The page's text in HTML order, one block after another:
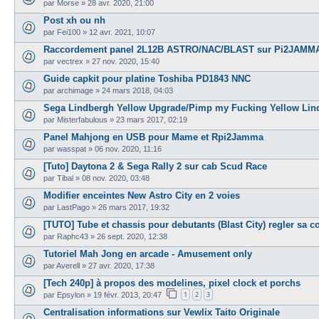
par Morse » 28 avr. 2020, 21:00
Post xh ou nh
par Fei100 » 12 avr. 2021, 10:07
Raccordement panel 2L12B ASTRO/NAC/BLAST sur
par vectrex » 27 nov. 2020, 15:40
Guide capkit pour platine Toshiba PD1843 NNC
par archimage » 24 mars 2018, 04:03
Sega Lindbergh Yellow Upgrade/Pimp my Fucking Yellow
par Misterfabulous » 23 mars 2017, 02:19
Panel Mahjong en USB pour Mame et Rpi2Jamma
par wasspat » 06 nov. 2020, 11:16
[Tuto] Daytona 2 & Sega Rally 2 sur cab Scud Race
par Tibal » 08 nov. 2020, 03:48
Modifier enceintes New Astro City en 2 voies
par LastPago » 26 mars 2017, 19:32
[TUTO] Tube et chassis pour debutants (Blast City) regler sa
par Raphc43 » 26 sept. 2020, 12:38
Tutoriel Mah Jong en arcade - Amusement only
parAverell » 27 avr. 2020, 17:38
[Tech 240p] à propos des modelines, pixel clock et porchs
par Epsylon » 19 févr. 2013, 20:47 1 2 3
Centralisation informations sur Vewlix Taito Originale